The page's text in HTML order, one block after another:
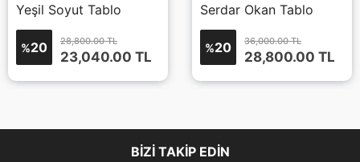
Yeşil Soyut Tablo
%20 28,800.00 TL
23,040.00 TL
Serdar Okan Tablo
%20 36,000.00 TL
28,800.00 TL
BIZI TAKIP EDIN